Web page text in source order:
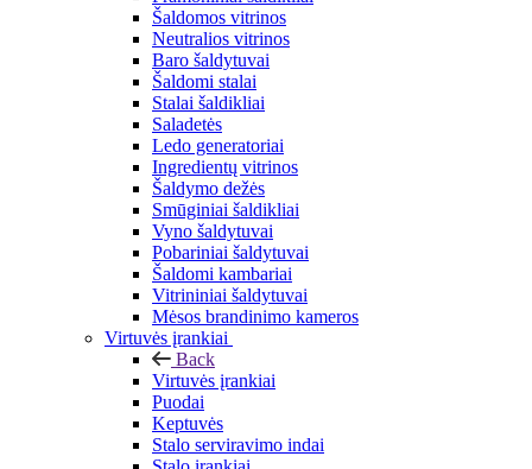
Šaldomos vitrinos
Neutralios vitrinos
Baro šaldytuvai
Šaldomi stalai
Stalai šaldikliai
Saladetės
Ledo generatoriai
Ingredientų vitrinos
Šaldymo dežės
Smūginiai šaldikliai
Vyno šaldytuvai
Pobariniai šaldytuvai
Šaldomi kambariai
Vitrininiai šaldytuvai
Mėsos brandinimo kameros
Virtuvės įrankiai
Back
Virtuvės įrankiai
Puodai
Keptuvės
Stalo serviravimo indai